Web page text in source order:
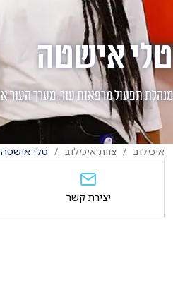
טלי אישטה
מנהלת תפעול מרפאות עור, מערך העור
איכילוב צוות איכילוב טלי אישטה
יצירת קשר